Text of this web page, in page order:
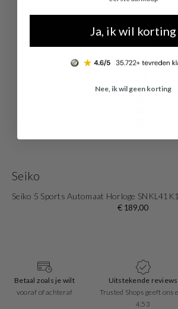
Seiko
Seiko 5 Sports Automaat Horloge SNKL41K1
€ 189,00
Uitstekende reviews
Trusted Shops geeft ons een
Snelle levering
1-2 werkdagen
Ja, ik wil korting
Nee, ik wil geen korting